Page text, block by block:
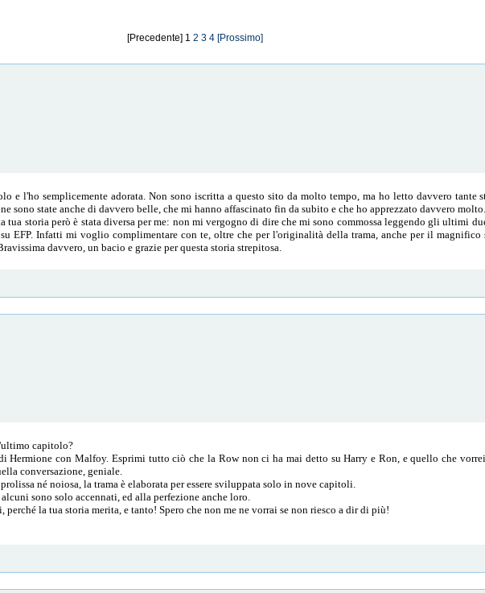
[Precedente] 1 2 3 4 [Prossimo]
e l'ho semplicemente adorata. Non sono iscritta a questo sito da molto tempo, ma ho letto davvero tante
sono state anche di davvero belle, che mi hanno affascinato fin da subito e che ho apprezzato davvero
tua storia però è stata diversa per me: non mi vergogno di dire che mi sono commossa leggendo gli ultimi
EFP. Infatti mi voglio complimentare con te, oltre che per l'originalità della trama, anche per il
davvero, un bacio e grazie per questa storia strepitosa.
capitolo?
Hermione con Malfoy. Esprimi tutto ciò che la Row non ci ha mai detto su Harry e Ron, e quello che
conversazione, geniale.
né noiosa, la trama è elaborata per essere sviluppata solo in nove capitoli.
sono solo accennati, ed alla perfezione anche loro.
la tua storia merita, e tanto! Spero che non me ne vorrai se non riesco a dir di più!